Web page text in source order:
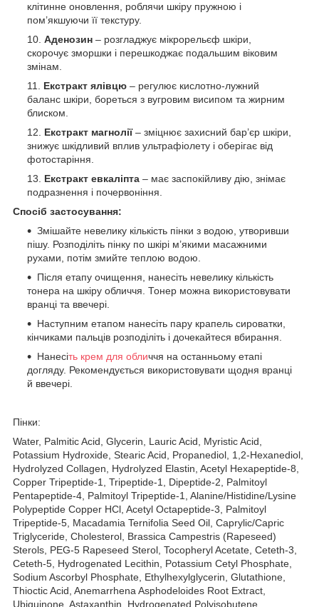
клітинне оновлення, роблячи шкіру пружною і
пом’якшуючи її текстуру.
Аденозин – розгладжує мікрорельєф шкіри,
скорочує зморшки і перешкоджає подальшим віковим
змінам.
Екстракт ялівцю – регулює кислотно-лужний
баланс шкіри, бореться з вугровим висипом та жирним
блиском.
Екстракт магнолії– зміцнює захисний бар’єр шкіри,
знижує шкідливий вплив ультрафіолету і оберігає від
фотостаріння.
Екстракт евкаліпта – має заспокійливу дію, знімає
подразнення і почервоніння.
Спосіб застосування:
Змішайте невелику кількість пінки з водою, утворивши
пішу. Розподіліть пінку по шкірі м’якими масажними
рухами, потім змийте теплою водою.
Після етапу очищення, нанесіть невелику кількість
тонера на шкіру обличчя. Тонер можна використовувати
вранці та ввечері.
Наступним етапом нанесіть пару крапель сироватки,
кінчиками пальців розподіліть і дочекайтеся вбирання.
Нанесіть крем для обличчя на останньому етапі
догляду. Рекомендується використовувати щодня вранці
й ввечері.
Пінки:
Water, Palmitic Acid, Glycerin, Lauric Acid, Myristic Acid,
Potassium Hydroxide, Stearic Acid, Propanediol, 1,2-Hexanediol,
Hydrolyzed Collagen, Hydrolyzed Elastin, Acetyl Hexapeptide-8,
Copper Tripeptide-1, Tripeptide-1, Dipeptide-2, Palmitoyl
Pentapeptide-4, Palmitoyl Tripeptide-1, Alanine/Histidine/Lysine
Polypeptide Copper HCl, Acetyl Octapeptide-3, Palmitoyl
Tripeptide-5, Macadamia Ternifolia Seed Oil, Caprylic/Capric
Triglyceride, Cholesterol, Brassica Campestris (Rapeseed)
Sterols, PEG-5 Rapeseed Sterol, Tocopheryl Acetate, Ceteth-3,
Ceteth-5, Hydrogenated Lecithin, Potassium Cetyl Phosphate,
Sodium Ascorbyl Phosphate, Ethylhexylglycerin, Glutathione,
Thioctic Acid, Anemarrhena Asphodeloides Root Extract,
Ubiquinone, Astaxanthin, Hydrogenated Polyisobutene,